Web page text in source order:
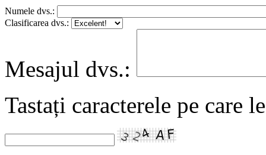
Numele dvs.:
Clasificarea dvs.:
Mesajul dvs.:
Tastați caracterele pe care